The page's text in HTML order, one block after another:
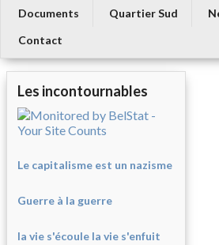
Documents
Quartier Sud
Contact
Les incontournables
Le capitalisme est un nazisme
Guerre à la guerre
la vie s'écoule la vie s'enfuit